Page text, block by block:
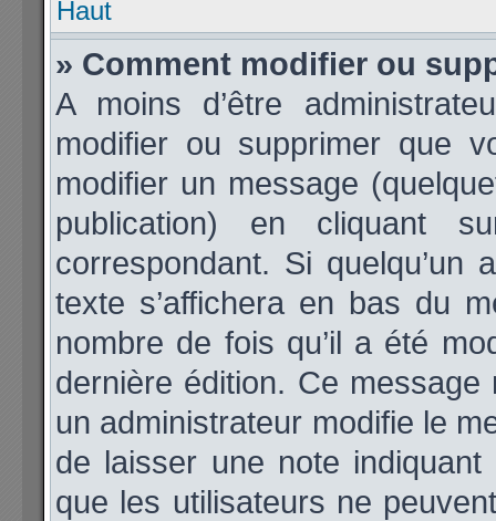
Haut
» Comment modifier ou
A moins d’être
modifier ou supprimer que
modifier un message
publication) en cliquant
correspondant. Si
texte s’affichera en bas du
nombre de fois qu’il a été
dernière édition. Ce
un administrateur modifie le
de laisser une note
que les utilisateurs ne